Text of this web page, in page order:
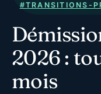
#TRANSITIONS-
2026 :
mois